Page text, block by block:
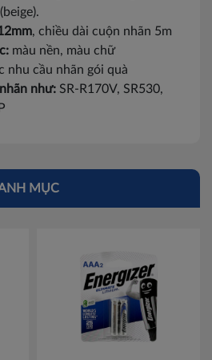
, chiều dài cuộn nhãn 5m
màu nền, màu chữ
nhu cầu nhãn gói quà
như: SR-R170V, SR530,
MỤC